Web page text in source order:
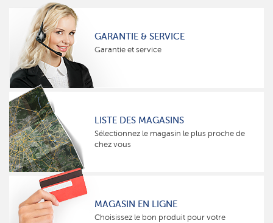
GARANTIE & SERVICE
Garantie et service
LISTE DES MAGASINS
Sélectionnez le magasin le plus proche de
chez vous
MAGASIN EN LIGNE
Choisissez le bon produit pour votre